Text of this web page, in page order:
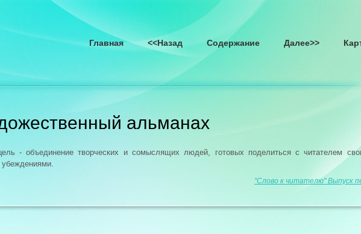
Главная <<Назад Содержание Далее>>
альманах
- объединение творческих и сомыслящих людей, готовых поделиться с читателем
"Слово к читателю" Выпуск